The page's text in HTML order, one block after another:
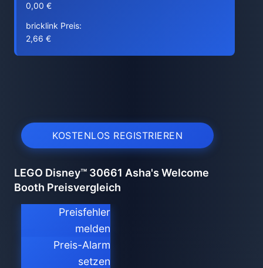
0,00 €
bricklink Preis:
2,66 €
KOSTENLOS REGISTRIEREN
LEGO Disney™ 30661 Asha's Welcome
Booth Preisvergleich
Preisfehler
melden
Preis-Alarm
setzen